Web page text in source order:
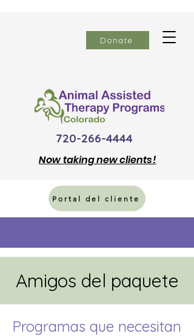
Donate
720-266-4444
Nowtaking new clients!
Portal del cliente
Amigos del paquete
Programas que necesitan